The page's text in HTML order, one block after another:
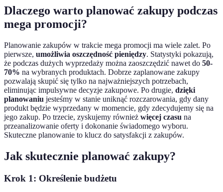
Dlaczego warto planować zakupy podczas
mega promocji?
Planowanie zakupów w trakcie mega promocji ma wiele zalet. Po
pierwsze, umożliwia oszczędność pieniędzy. Statystyki pokazują,
że podczas dużych wyprzedaży można zaoszczędzić nawet do 50-
70% na wybranych produktach. Dobrze zaplanowane zakupy
pozwalają skupić się tylko na najważniejszych potrzebach,
eliminując impulsywne decyzje zakupowe. Po drugie, dzięki
planowaniu jesteśmy w stanie uniknąć rozczarowania, gdy dany
produkt będzie wyprzedany w momencie, gdy zdecydujemy się na
jego zakup. Po trzecie, zyskujemy również więcej czasu na
przeanalizowanie oferty i dokonanie świadomego wyboru.
Skuteczne planowanie to klucz do satysfakcji z zakupów.
Jak skutecznie planować zakupy?
Krok 1: Określenie budżetu